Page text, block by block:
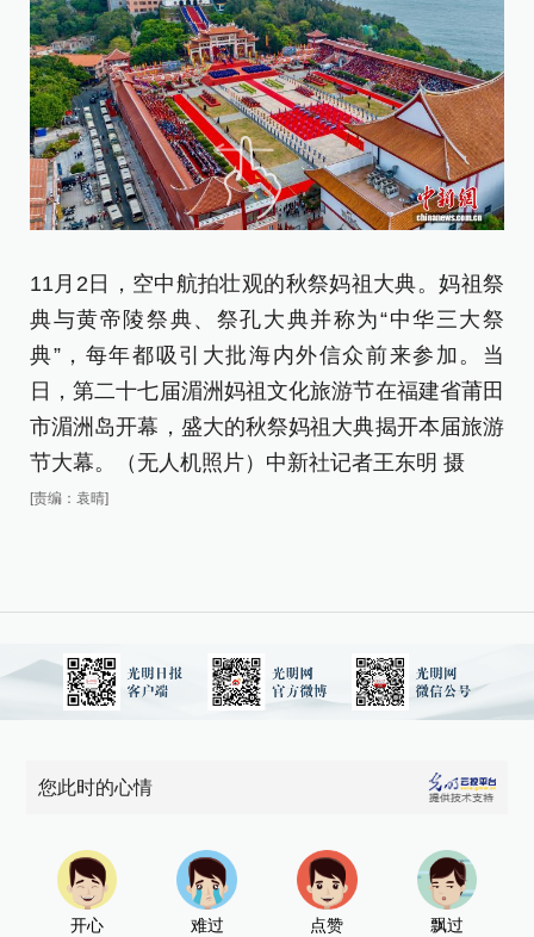
11月2日，空中航拍壮观的秋祭妈祖大典。妈祖祭
典与黄帝陵祭典、祭孔大典并称为“中华三大祭
典”，每年都吸引大批海内外信众前来参加。当
日，第二十七届湄洲妈祖文化旅游节在福建省莆田
市湄洲岛开幕，盛大的秋祭妈祖大典揭开本届旅游
节大幕。（无人机照片）中新社记者王东明 摄
[责编：袁晴]
您此时的心情
开心 难过 点赞 飘过